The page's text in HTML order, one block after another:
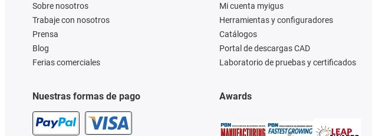
Sobre nosotros
Trabaje con nosotros
Prensa
Blog
Ferias comerciales
Nuestras formas de pago
Mi cuenta myigus
Herramientas y configuradores
Catálogos
Portal de descargas CAD
Laboratorio de pruebas y certificados
Awards